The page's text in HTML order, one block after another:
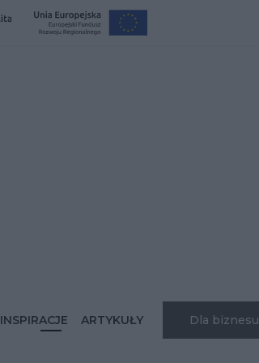
INSPIRACJE ARTYKUŁY Dla biznesu